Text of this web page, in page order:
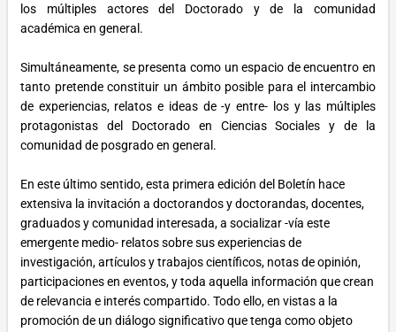
los múltiples actores del Doctorado y de la comunidad
académica en general.
Simultáneamente, se presenta como un espacio de encuentro en
tanto pretende constituir un ámbito posible para el intercambio
de experiencias, relatos e ideas de -y entre- los y las múltiples
protagonistas del Doctorado en Ciencias Sociales y de la
comunidad de posgrado en general.
En este último sentido, esta primera edición del Boletín hace
extensiva la invitación a doctorandos y doctorandas, docentes,
graduados y comunidad interesada, a socializar -vía este
emergente medio- relatos sobre sus experiencias de
investigación, artículos y trabajos científicos, notas de opinión,
participaciones en eventos, y toda aquella información que crean
de relevancia e interés compartido. Todo ello, en vistas a la
promoción de un diálogo significativo que tenga como objeto